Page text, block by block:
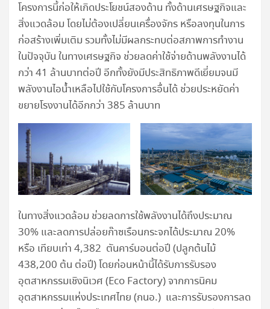
โครงการนี้ก่อให้เกิดประโยชน์สองด้าน ทั้งด้านเศรษฐกิจและ
สิ่งแวดล้อม โดยไม่ต้องเปลี่ยนเครื่องจักร หรือลงทุนในการ
ก่อสร้างเพิ่มเติม รวมทั้งไม่มีผลกระทบต่อสภาพการทำงาน
ในปัจจุบัน ในทางเศรษฐกิจ ช่วยลดค่าใช้จ่ายด้านพลังงานได้
กว่า 41 ล้านบาทต่อปี อีกทั้งยังมีประสิทธิภาพดีเยี่ยมจนมี
พลังงานไอน้ำเหลือไปใช้กับโครงการอื่นได้ ช่วยประหยัดค่า
ขยายโรงงานได้อีกกว่า 385 ล้านบาท
ในทางสิ่งแวดล้อม ช่วยลดการใช้พลังงานได้ถึงประมาณ
30% และลดการปล่อยก๊าซเรือนกระจกได้ประมาณ 20%
หรือ เทียบเท่า 4,382 ตันคาร์บอนต่อปี (ปลูกต้นไม้
438,200 ต้น ต่อปี) โดยก่อนหน้านี้ได้รับการรับรอง
อุตสาหกรรมเชิงนิเวศ (Eco Factory) จากการนิคม
อุตสาหกรรมแห่งประเทศไทย (กนอ.) และการรับรองการลด